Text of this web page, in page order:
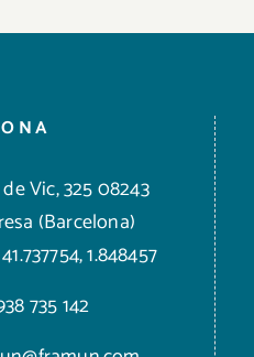
Vic, 325 08243
(Barcelona)
1.848457
735 142